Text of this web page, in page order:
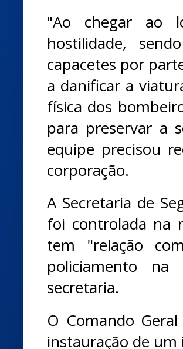
"Ao chegar ao
hostilidade,
capacetes por
a danificar a
física dos
para preservar a
equipe precisou
corporação.
A Secretaria de
foi controlada na
tem "relação
policiamento
secretaria.
O Comando
instauração de